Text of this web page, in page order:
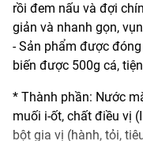
rồi đem nấu và đợi
giản và nhanh gọn,
- Sản phẩm được
biến được 500g cá,
* Thành phần: Nước
muối i-ốt, chất điều vị
bột gia vị (hành, tỏi,